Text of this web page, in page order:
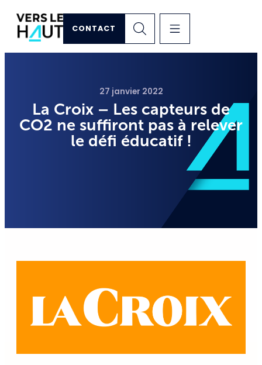
CONTACT
27 janvier 2022
La Croix – Les capteurs de
CO2 ne suffiront pas à relever
le défi éducatif !